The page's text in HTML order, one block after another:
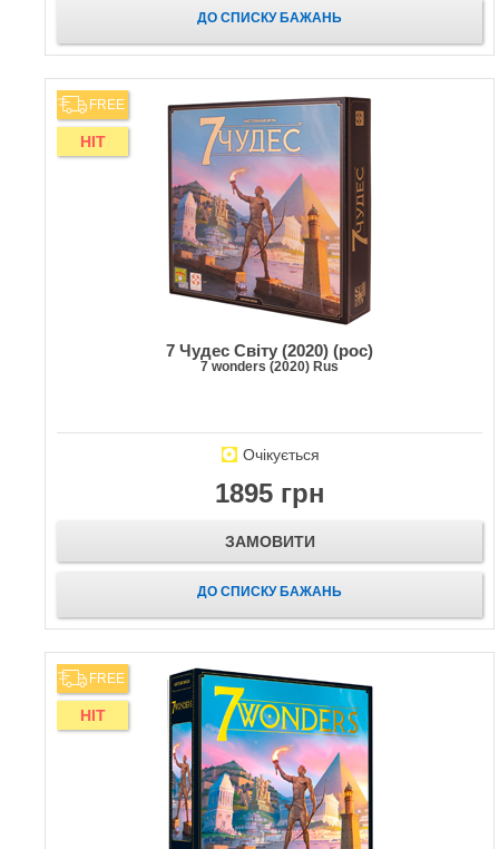
ДО СПИСКУ БАЖАНЬ
FREE
HIT
7 Чудес Світу (2020) (рос)
7 wonders (2020) Rus
Очікується
1895 грн
ЗАМОВИТИ
ДО СПИСКУ БАЖАНЬ
FREE
HIT